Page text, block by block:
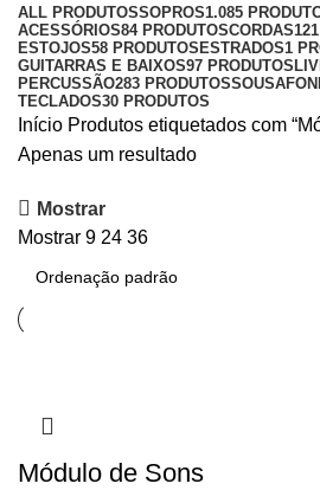
ALL PRODUTOSSOPROS1.085
ACESSÓRIOS84 PRODUTOSCORDAS
ESTOJOS58 PRODUTOS ESTRADOS1
GUITARRAS E BAIXOS97 PRODUTOS
PERCUSSÃO283 PRODUTOS
TECLADOS30 PRODUTOS
Início Produtos etiquetados com
Apenas um resultado
Mostrar
Mostrar 9 24 36
Módulo de Sons